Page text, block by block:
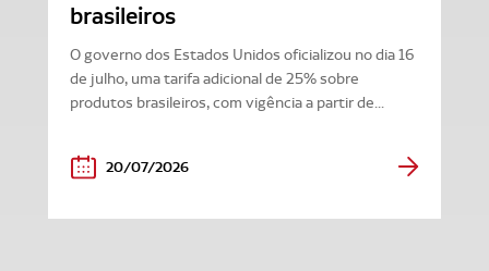
brasileiros
O governo dos Estados Unidos oficializou no dia 16
de julho, uma tarifa adicional de 25% sobre
produtos brasileiros, com vigência a partir de...
20/07/2026